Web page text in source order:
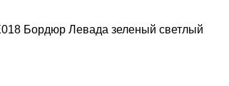
Бордюр Левада зеленый светлый